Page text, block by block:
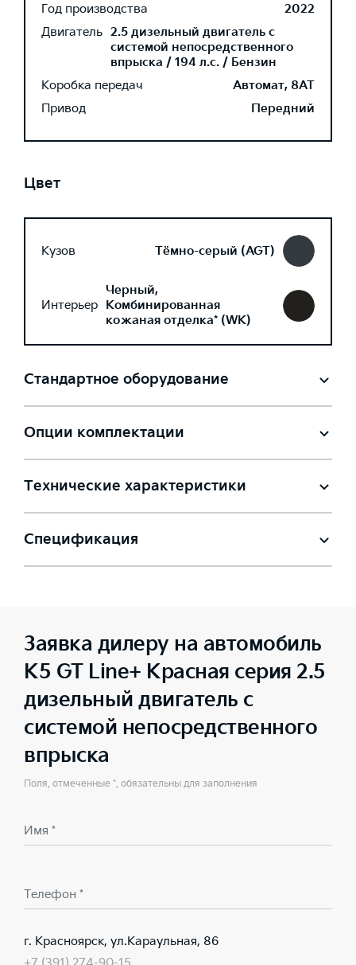
Год производства
2022
Двигатель 2.5 дизельный двигатель с
системой непосредственного
впрыска / 194 л.с. / Бензин
Коробка передач
Автомат, 8AT
Привод
Передний
Цвет
Кузов Тёмно-серый (AGT)
Интерьер
Черный,
Комбинированная
кожаная отделка* (WK)
Стандартное оборудование
Опции комплектации
Технические характеристики
Спецификация
Заявка дилеру на автомобиль
K5 GT Line+ Красная серия 2.5
дизельный двигатель с
системой непосредственного
впрыска
Поля, отмеченные *, обязательны для заполнения
Имя *
Телефон *
г. Красноярск, ул.Караульная, 86